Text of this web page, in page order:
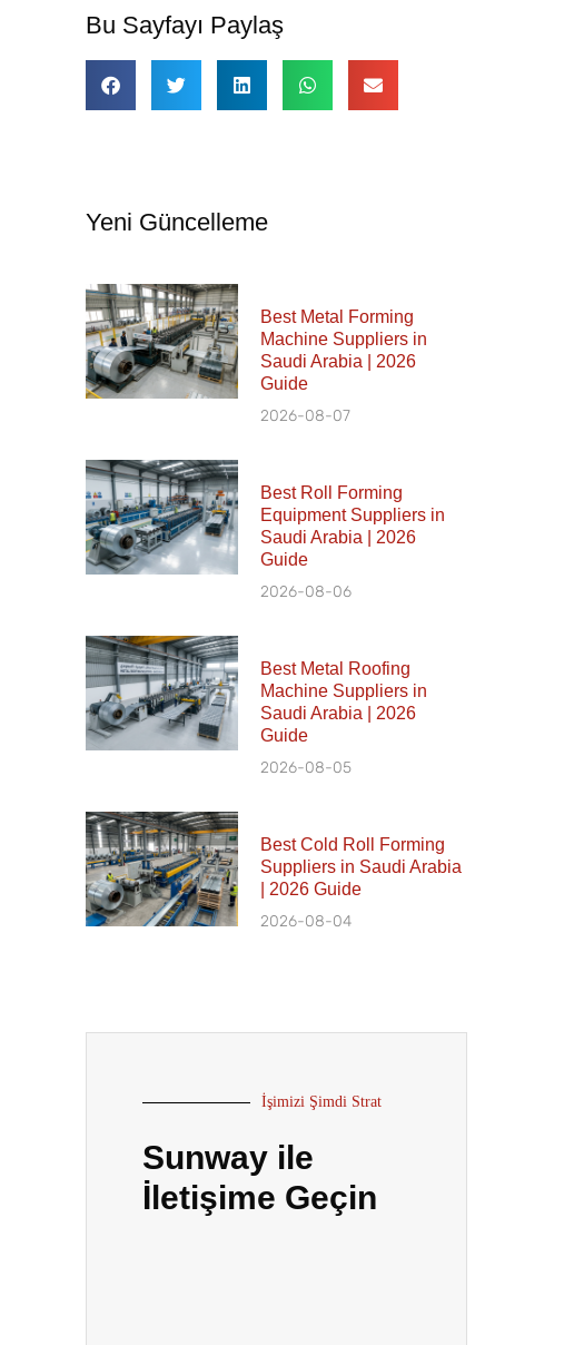
Bu Sayfayı Paylaş
Yeni Güncelleme
Best Metal Forming
Machine Suppliers in
Saudi Arabia | 2026
Guide
2026-08-07
Best Roll Forming
Equipment Suppliers in
Saudi Arabia | 2026
Guide
2026-08-06
Best Metal Roofing
Machine Suppliers in
Saudi Arabia | 2026
Guide
2026-08-05
Best Cold Roll Forming
Suppliers in Saudi Arabia
| 2026 Guide
2026-08-04
İşimizi Şimdi Strat
Sunway ile
İletişime Geçin